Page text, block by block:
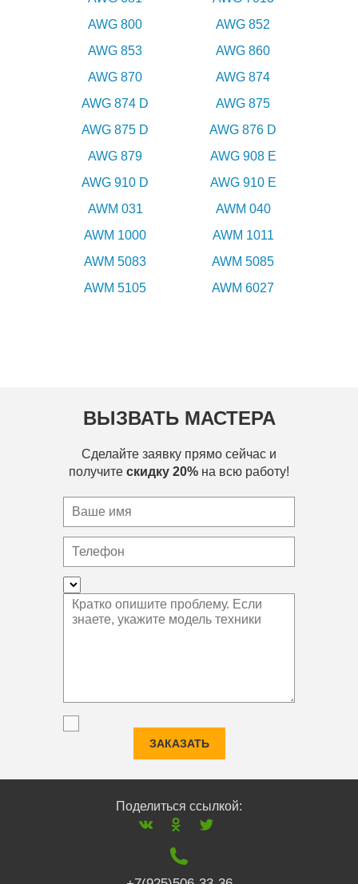
AWG 800
AWG 852
AWG 853
AWG 860
AWG 870
AWG 874
AWG 874 D
AWG 875
AWG 875 D
AWG 876 D
AWG 879
AWG 908 E
AWG 910 D
AWG 910 E
AWM 031
AWM 040
AWM 1000
AWM 1011
AWM 5083
AWM 5085
AWM 5105
AWM 6027
ВЫЗВАТЬ МАСТЕРА
Сделайте заявку прямо сейчас и
получите скидку 20% на всю работу!
ЗАКАЗАТЬ
Поделиться ссылкой: